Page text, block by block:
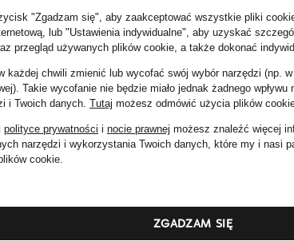
"Zgadzam się", aby zaakceptować wszystkie pliki
lub "Ustawienia indywidualne", aby uzyskać
przegląd używanych plików cookie, a także dokonać
każdej chwili zmienić lub wycofać swój wybór narzędzi (np.
Takie wycofanie nie będzie miało jednak żadnego
i Twoich danych. Tutaj możesz odmówić użycia plików
polityce prywatności i nocie prawnej możesz znaleźć więcej
narzędzi i wykorzystania Twoich danych, które my i nasi
cookie.
ZGADZAM SIĘ